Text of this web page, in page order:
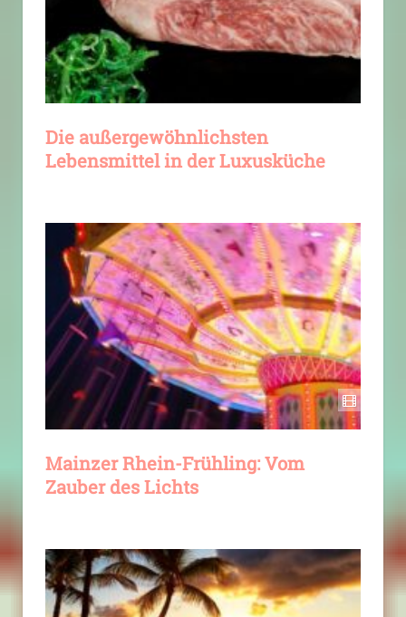
Die außergewöhnlichsten
Lebensmittel in der Luxusküche
Mainzer Rhein-Frühling: Vom
Zauber des Lichts